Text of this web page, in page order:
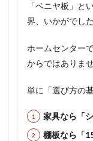
「ベニヤ板」と
界、いかがでし
ホームセンター
からではありませ
単に「選び方の
家具なら「
棚板なら「